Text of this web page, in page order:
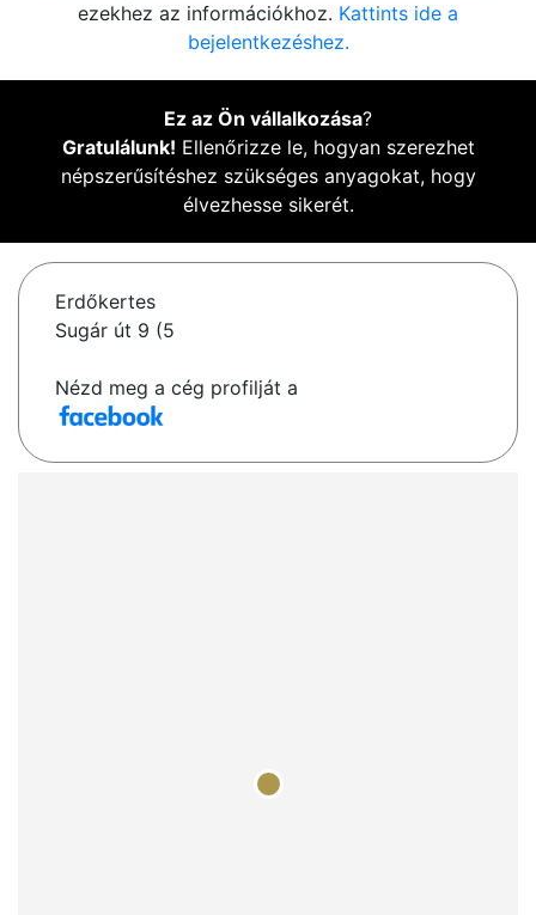
ezekhez az információkhoz. Kattints ide a
bejelentkezéshez.
Ez az Ön vállalkozása?
Gratulálunk! Ellenőrizze le, hogyan szerezhet
népszerűsítéshez szükséges anyagokat, hogy
élvezhesse sikerét.
Erdőkertes
Sugár út 9 (5
Nézd meg a cég profilját a